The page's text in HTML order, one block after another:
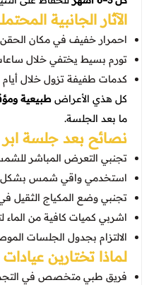
الآثار الجانبية
احمرار خفيف في مكان الحقن.
تورم بسيط يختفي خلال
كدمات طفيفة تزول خلال أيام
كل هذي الأعراضطبيعية
ما بعد الجلسة.
نصائح بعد جلسة ابر
تجنبي التعرض المباشر للشمس أول
استخدمي واقي شمس بشكل
تجنبي وضع المكياج الثقيل
اشربي كميات كافية من الماء
الالتزام بجدول الجلسات
لماذا تختارينعيادات
فريق طبي متخصص في